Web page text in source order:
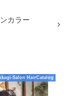
カラー
Salon HairCatalog